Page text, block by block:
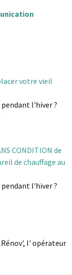
votre vieil
l'hiver ?
CONDITION de
de chauffage au
l'hiver ?
Rénov', I' opérateur